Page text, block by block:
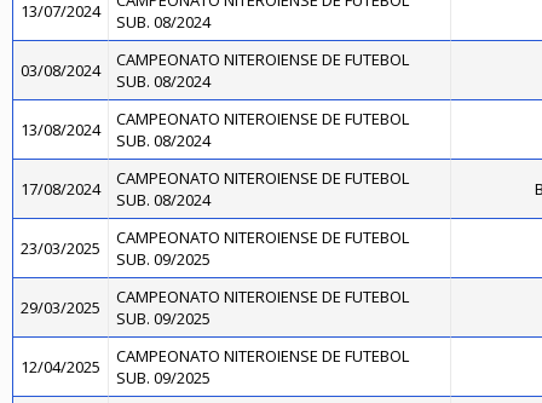
13/07/2024
SUB. 08/2024
03/08/2024
CAMPEONATO NITEROIENSE DE FUTEBOL
SUB. 08/2024
13/08/2024
CAMPEONATO NITEROIENSE DE FUTEBOL
SUB. 08/2024
17/08/2024
CAMPEONATO NITEROIENSE DE FUTEBOL
SUB. 08/2024
23/03/2025
CAMPEONATO NITEROIENSE DE FUTEBOL
SUB. 09/2025
29/03/2025
CAMPEONATO NITEROIENSE DE FUTEBOL
SUB. 09/2025
12/04/2025
CAMPEONATO NITEROIENSE DE FUTEBOL
SUB. 09/2025